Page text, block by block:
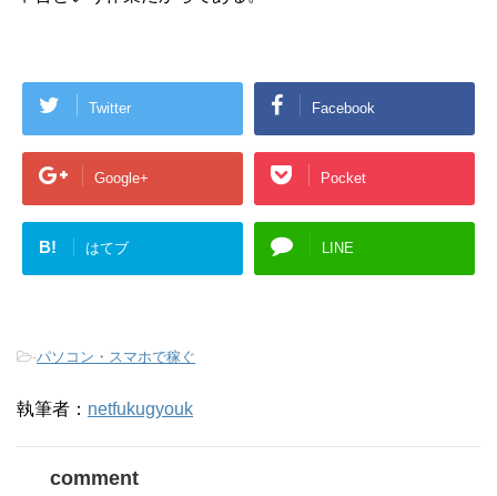
Twitter Facebook
Google+ Pocket
B! はてブ LINE
-パソコン・スマホで稼ぐ
執筆者： netfukugyouk
comment